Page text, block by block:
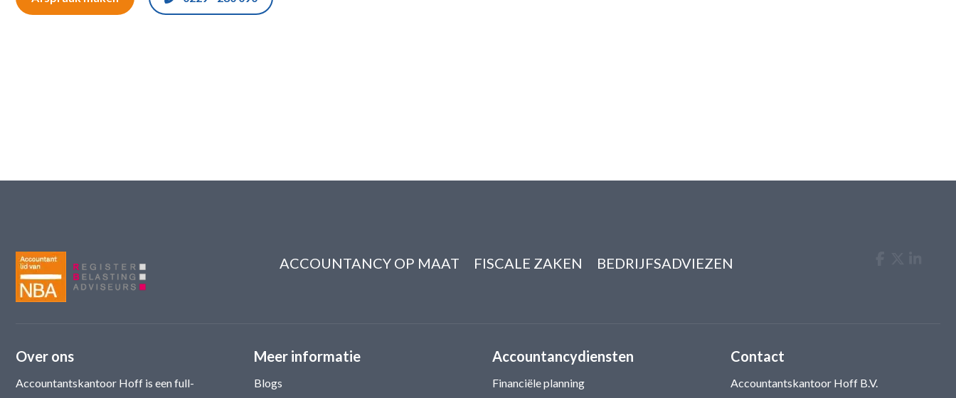
ACCOUNTANCY OP MAAT FISCALE ZAKEN BEDRIJFSADVIEZEN
Over ons
Accountantskantoor Hoff is een full-
Meer informatie
Blogs
Accountancydiensten
Financiële planning
Contact
Accountantskantoor Hoff B.V.